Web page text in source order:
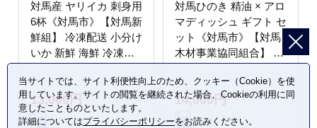
対馬産 ヤリイカ 刺身用
6杯《対馬市》【対馬新
鮮組】 冷凍配送 小分け
いか 新鮮 海鮮 冷凍配
13,000円
対馬ひのき 精油 × アロ
マディッシュ ギフト セ
ット《対馬市》【対馬
木材事業協同組合】 対
消臭 アロマ [WDF002]
14,000円
当サイトでは、サイト利便性向上のため、クッキー（Cookie）を使
用しています。サイトの閲覧を継続された場合、Cookieの利用に同
意したことものといたします。
詳細についてはプライバシーポリシーをお読みください。